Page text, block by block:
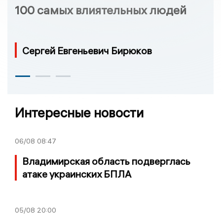
100 самых влиятельных людей
Сергей Евгеньевич Бирюков
Интересные новости
06/08 08:47
Владимирская область подверглась
атаке украинских БПЛА
05/08 20:00